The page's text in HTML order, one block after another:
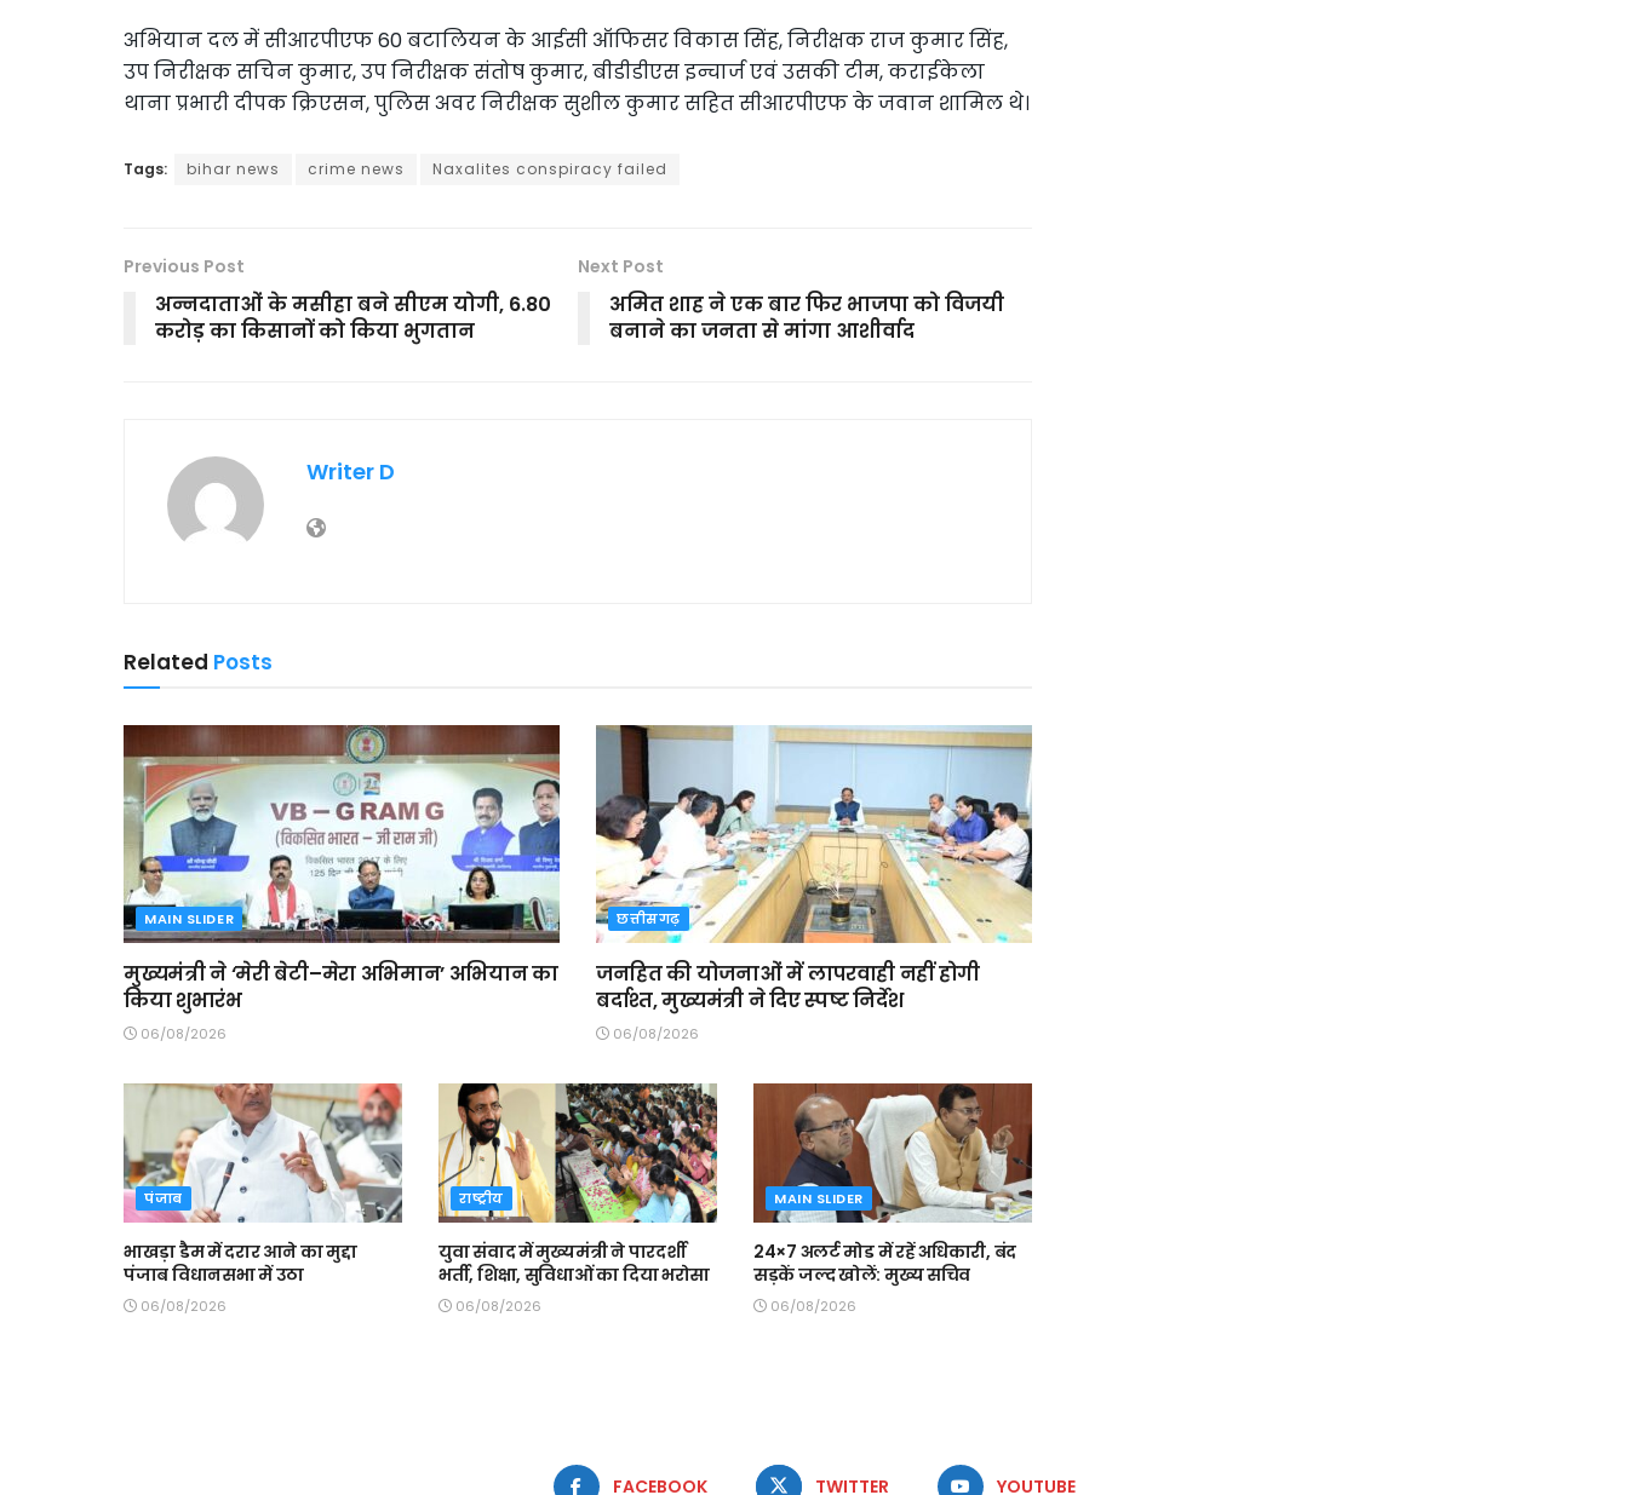
अभियान दल में सीआरपीएफ 60 बटालियन के आईसी ऑफिसर विकास सिंह, निरीक्षक राज कुमार सिंह,
उप निरीक्षक सचिन कुमार, उप निरीक्षक संतोष कुमार, बीडीडीएस इन्चार्ज एवं उसकी टीम, कराईकेला
थाना प्रभारी दीपक क्रिएसन, पुलिस अवर निरीक्षक सुशील कुमार सहित सीआरपीएफ के जवान शामिल थे।
Tags: bihar news crime news Naxalites conspiracy failed
Previous Post
अन्नदाताओं के मसीहा बने सीएम योगी, 6.80
करोड़ का किसानों को किया भुगतान
Next Post
अमित शाह ने एक बार फिर भाजपा को विजयी
बनाने का जनता से मांगा आशीर्वाद
Writer D
Related Posts
MAIN SLIDER
मुख्यमंत्री ने ‘मेरी बेटी–मेरा अभिमान’ अभियान का
किया शुभारंभ
06/08/2026
छत्तीसगढ़
जनहित की योजनाओं में लापरवाही नहीं होगी
बर्दाश्त, मुख्यमंत्री ने दिए स्पष्ट निर्देश
06/08/2026
पंजाब
भाखड़ा डैम में दरार आने का मुद्दा
पंजाब विधानसभा में उठा
06/08/2026
राष्ट्रीय
युवा संवाद में मुख्यमंत्री ने पारदर्शी
भर्ती, शिक्षा, सुविधाओं का दिया भरोसा
06/08/2026
MAIN SLIDER
24×7 अलर्ट मोड में रहें अधिकारी, बंद
सड़कें जल्द खोलें: मुख्य सचिव
06/08/2026
FACEBOOK TWITTER YOUTUBE